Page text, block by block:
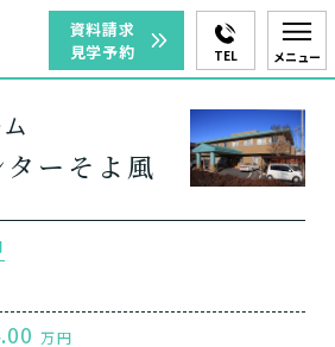
資料請求
見学予約
TEL メニュー
ーそよ風
万円